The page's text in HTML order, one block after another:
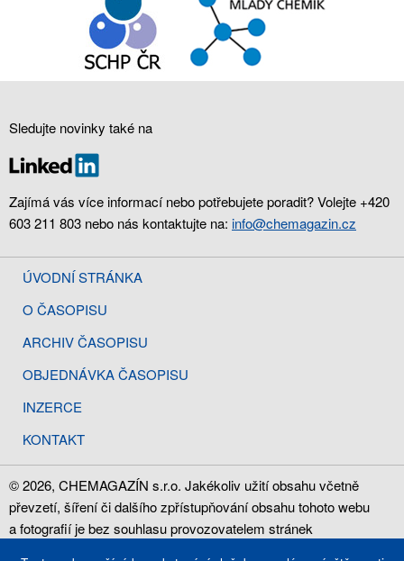
Sledujte novinky také na
Zajímá vás více informací nebo potřebujete poradit? Volejte +420
603 211 803 nebo nás kontaktujte na: info@chemagazin.cz
ÚVODNÍ STRÁNKA
O ČASOPISU
ARCHIV ČASOPISU
OBJEDNÁVKA ČASOPISU
INZERCE
KONTAKT
© 2026, CHEMAGAZÍN s.r.o. Jakékoliv užití obsahu včetně
převzetí, šíření či dalšího zpřístupňování obsahu tohoto webu
a fotografií je bez souhlasu provozovatelem stránek